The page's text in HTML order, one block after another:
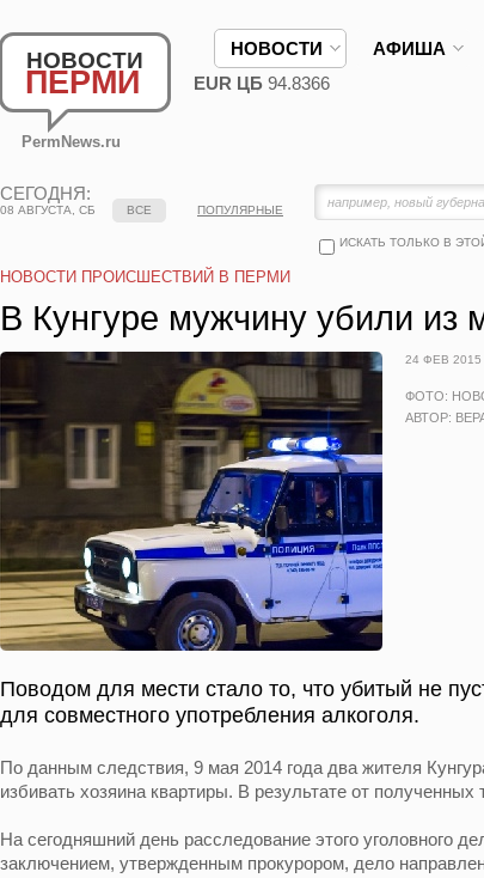
НОВОСТИ
ПЕРМИ
PermNews.ru
НОВОСТИ АФИША
EUR ЦБ 94.8366
СЕГОДНЯ:
08 АВГУСТА, СБ
ИСКАТЬ ТОЛЬКО В
ВСЕ ПОПУЛЯРНЫЕ
НОВОСТИ ПРОИСШЕСТВИЙ В ПЕРМИ
В Кунгуре мужчину убили из
24 ФЕВ 2015
ФОТО:
АВТОР:
Поводом для мести стало то, что убитый не
для совместного употребления алкоголя.
По данным следствия, 9 мая 2014 года два жителя
избивать хозяина квартиры. В результате от
На сегодняшний день расследование этого уголовного
заключением, утвержденным прокурором, дело